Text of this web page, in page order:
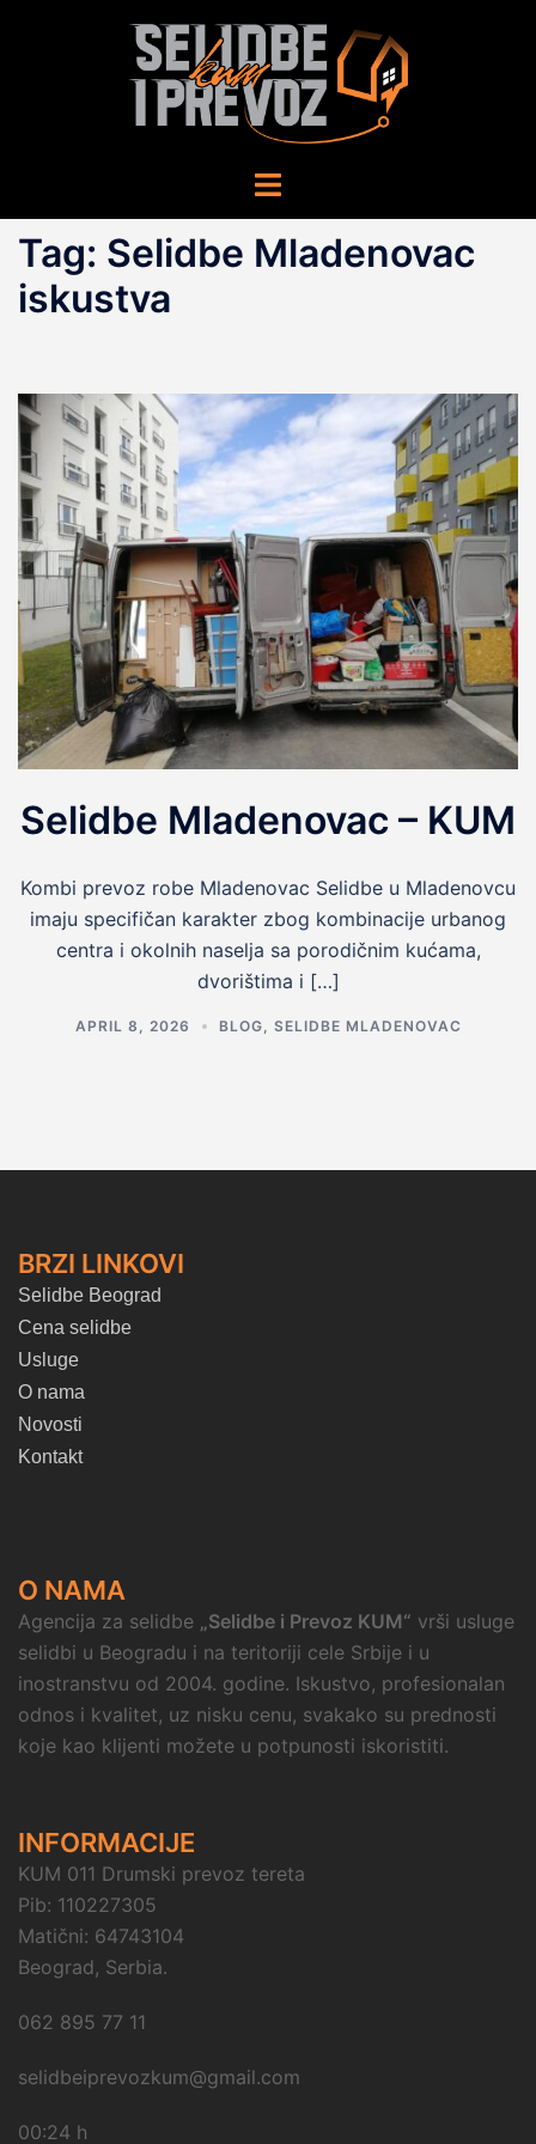
Toggle
Tag: Selidbe Mladenovac
iskustva
Selidbe Mladenovac – KUM
Kombi prevoz robe Mladenovac Selidbe u Mladenovcu
imaju specifičan karakter zbog kombinacije urbanog
centra i okolnih naselja sa porodičnim kućama,
dvorištima i […]
APRIL 8, 2026 BLOG SELIDBE MLADENOVAC
BRZI LINKOVI
Selidbe Beograd
Cena selidbe
Usluge
O nama
Novosti
Kontakt
O NAMA
Agencija za selidbe „Selidbe i Prevoz KUM“ vrši usluge
selidbi u Beogradu i na teritoriji cele Srbije i u
inostranstvu od 2004. godine. Iskustvo, profesionalan
odnos i kvalitet, uz nisku cenu, svakako su prednosti
koje kao klijenti možete u potpunosti iskoristiti.
INFORMACIJE
KUM 011 Drumski prevoz tereta
Pib: 110227305
Matični: 64743104
Beograd, Serbia.
062 895 77 11
selidbeiprevozkum@gmail.com
00:24 h